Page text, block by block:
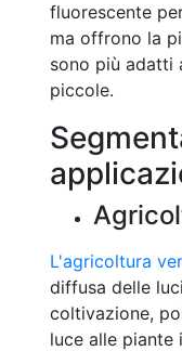
fluorescente
ma offrono la
sono più adatti
piccole.
L'agricoltura
diffusa delle
coltivazione,
luce alle piante